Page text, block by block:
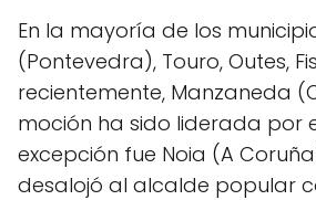
En la mayoría de los
(Pontevedra), Touro, Outes,
recientemente, Manzaneda
moción ha sido liderada por
excepción fue Noia (A
desalojó al alcalde popular